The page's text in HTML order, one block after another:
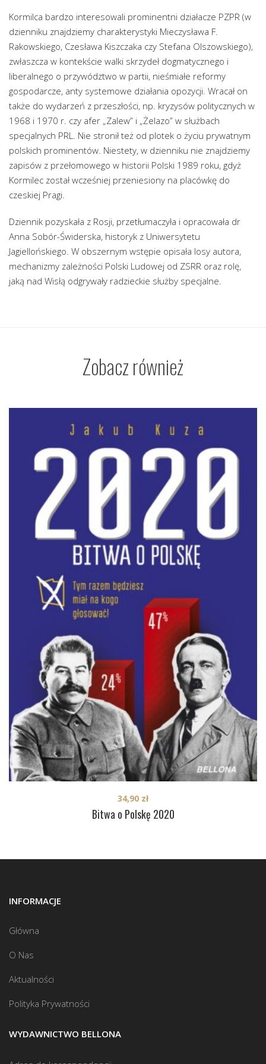
Kormilca bardzo interesowali prominentni działacze PZPR (w
dzienniku znajdziemy charakterystyki Mieczysława F.
Rakowskiego, Czesława Kiszczaka czy Stefana Olszowskiego),
zwłaszcza w kontekście walki skrzydeł dogmatycznego i
liberalnego o przywództwo w partii, nieśmiałe reformy
gospodarcze, anty systemowe działania opozycji. Wracał on
także do wydarzeń z przeszłości, np. kryzysów politycznych w
1968 i 1970 r. czy afer „Zalew” i „Żelazo” w służbach
specjalnych PRL. Nie stronił też od plotek o życiu prywatnym
polskich prominentów. Niestety, w dzienniku nie znajdziemy
zapisów z przełomowego w historii Polski 1989 roku, gdyż
Kormilec został wcześniej przeniesiony na placówkę do
czeskiej Pragi.
Dziennik pozyskała z Rosji, przetłumaczyła i opracowała dr
Anna Sobór-Świderska, historyk z Uniwersytetu
Jagiellońskiego. W obszernym wstępie opisała losy autora,
mechanizmy zależności Polski Ludowej od ZSRR oraz rolę,
jaką nad Wisłą odgrywały radzieckie służby specjalne.
Zobacz również
Bitwa o Polskę 2020
34,90 zł
INFORMACJE
Główna
O Nas
Aktualności
Polityka Prywatności
WYDAWNICTWO BELLONA